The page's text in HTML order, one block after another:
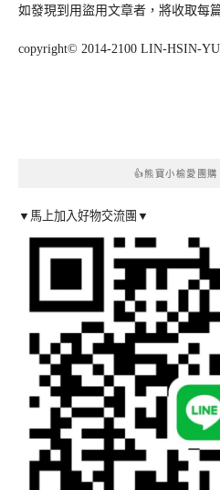
如發現到用盜用文章者，將收取每
copyright© 2014-2100 LIN-HSIN-YU
👍熊寶小榆愛團
▼馬上加入好物交流團▼